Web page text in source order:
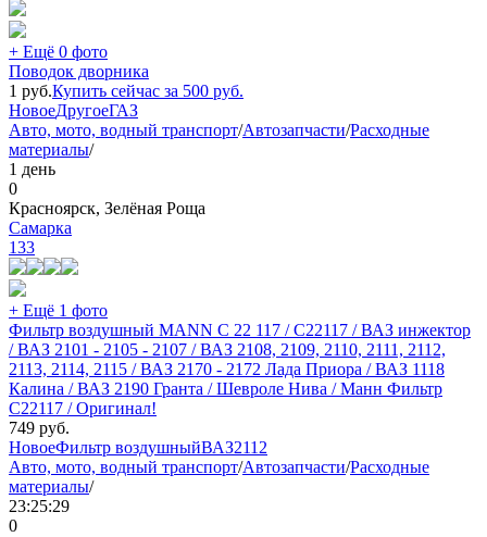
+ Ещё 0 фото
Поводок дворника
1 руб.Купить сейчас за 500 руб.
НовоеДругоеГАЗ
Авто, мото, водный транспорт/Автозапчасти/Расходные
материалы/
1 день
0
Красноярск, Зелёная Роща
Самарка
133
+ Ещё 1 фото
Фильтр воздушный MANN C 22 117 / C22117 / ВАЗ инжектор
/ ВАЗ 2101 - 2105 - 2107 / ВАЗ 2108, 2109, 2110, 2111, 2112,
2113, 2114, 2115 / ВАЗ 2170 - 2172 Лада Приора / ВАЗ 1118
Калина / ВАЗ 2190 Гранта / Шевроле Нива / Манн Фильтр
С22117 / Оригинал!
749 руб.
НовоеФильтр воздушныйВАЗ2112
Авто, мото, водный транспорт/Автозапчасти/Расходные
материалы/
23:25:29
0